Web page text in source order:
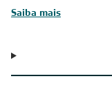
Saiba mais